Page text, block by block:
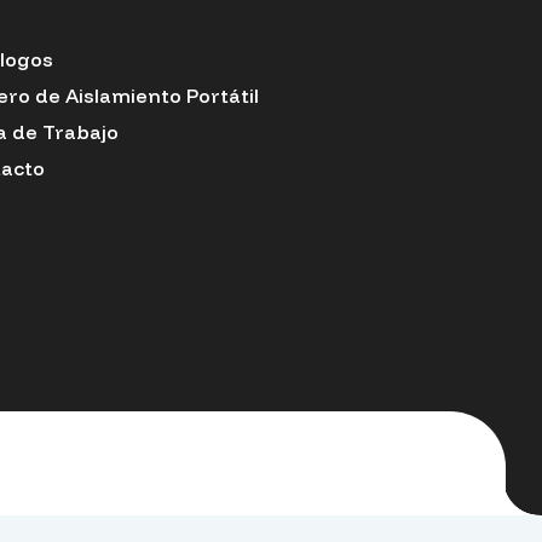
de Aislamiento Portátil
de Trabajo